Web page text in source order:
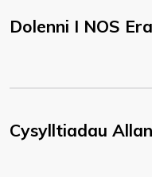
Dolenni I NOS
Cysylltiadau